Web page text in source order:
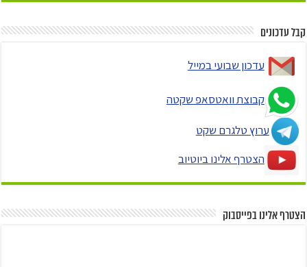
קבל עדכונים
עדכון שבועי במייל
קבוצת וואטסאפ שקטה
ערוץ טלגרם שקט
הצטרף אלינו ביוטיוב
הצטרף אלינו בפייסבוק